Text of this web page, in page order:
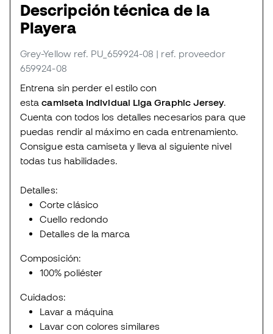
Descripción técnica de la
Playera
Grey-Yellow ref. PU_659924-08 | ref. proveedor
659924-08
Entrena sin perder el estilo con
esta camiseta Individual Liga Graphic Jersey.
Cuenta con todos los detalles necesarios para que
puedas rendir al máximo en cada entrenamiento.
Consigue esta camiseta y lleva al siguiente nivel
todas tus habilidades.
Detalles:
Corte clásico
Cuello redondo
Detalles de la marca
Composición:
100% poliéster
Cuidados:
Lavar a máquina
Lavar con colores similares